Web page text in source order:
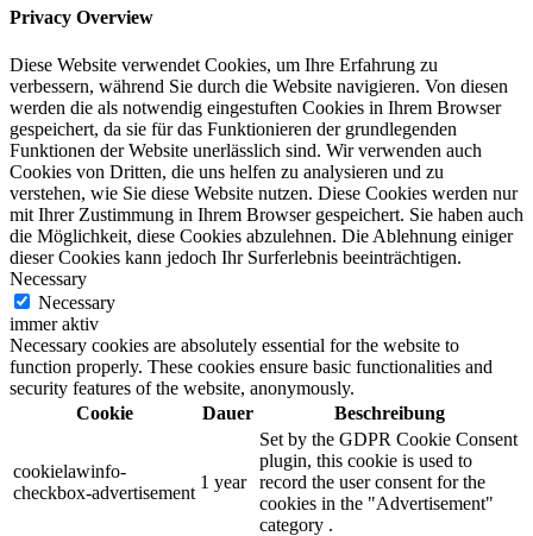
Privacy Overview
Diese Website verwendet Cookies, um Ihre Erfahrung zu
verbessern, während Sie durch die Website navigieren. Von diesen
werden die als notwendig eingestuften Cookies in Ihrem Browser
gespeichert, da sie für das Funktionieren der grundlegenden
Funktionen der Website unerlässlich sind. Wir verwenden auch
Cookies von Dritten, die uns helfen zu analysieren und zu
verstehen, wie Sie diese Website nutzen. Diese Cookies werden nur
mit Ihrer Zustimmung in Ihrem Browser gespeichert. Sie haben auch
die Möglichkeit, diese Cookies abzulehnen. Die Ablehnung einiger
dieser Cookies kann jedoch Ihr Surferlebnis beeinträchtigen.
Necessary
Necessary
immer aktiv
Necessary cookies are absolutely essential for the website to
function properly. These cookies ensure basic functionalities and
security features of the website, anonymously.
Cookie
Dauer Beschreibung
cookielawinfo-
checkbox-advertisement
1 year
Set by the GDPR Cookie Consent
plugin, this cookie is used to
record the user consent for the
cookies in the "Advertisement"
category .